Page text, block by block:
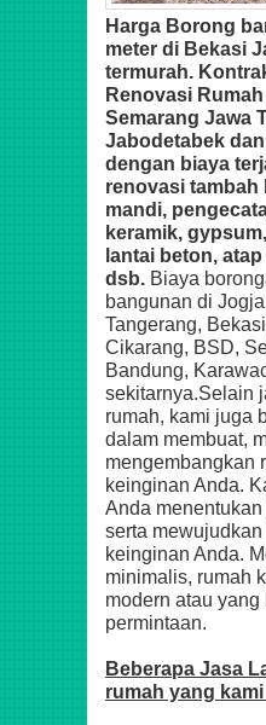
Harga Borong
meter di Bekasi
termurah.
Renovasi
Semarang Jawa
Jabodetabek
dengan biaya
renovasi tambah
mandi,
keramik,
lantai beton,
dsb. Biaya
bangunan di
Tangerang,
Cikarang, BSD,
Bandung,
sekitarnya.Selain
rumah, kami juga
dalam membuat,
mengembangkan
keinginan Anda.
Anda
serta
keinginan Anda.
minimalis, rumah
modern atau
permintaan.
Beberapa Jasa
rumah yang